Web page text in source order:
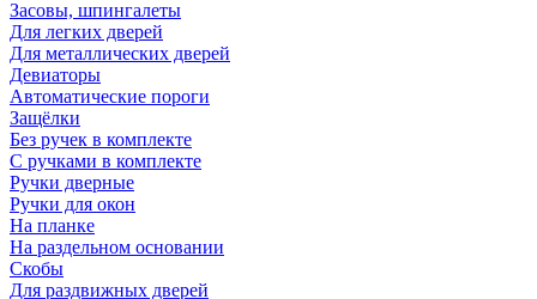
Засовы, шпингалеты
Для легких дверей
Для металлических дверей
Девиаторы
Автоматические пороги
Защёлки
Без ручек в комплекте
С ручками в комплекте
Ручки дверные
Ручки для окон
На планке
На раздельном основании
Скобы
Для раздвижных дверей